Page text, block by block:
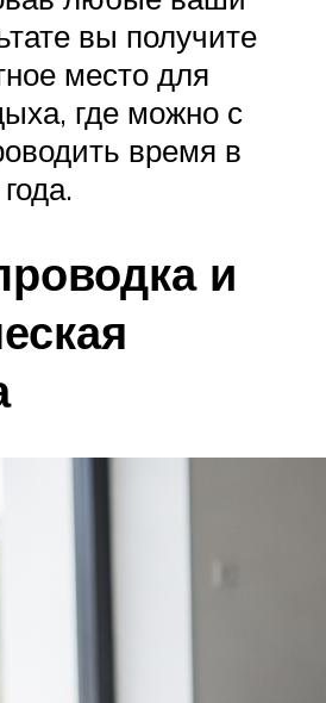
вы получите
место для
где можно с
время в
и